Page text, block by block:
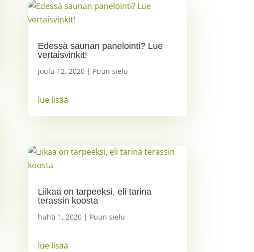
Edessä saunan panelointi? Lue
vertaisvinkit!
joulu 12, 2020| Puun sielu
lue lisää
Liikaa on tarpeeksi, eli tarina
terassin koosta
huhti 1, 2020| Puun sielu
lue lisää